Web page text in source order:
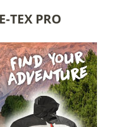
TEX PRO